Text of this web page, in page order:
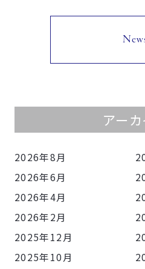
アー
2026年8月
2026年6月
2026年4月
2026年2月
2025年12月
2025年10月